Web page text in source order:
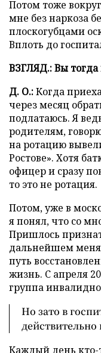
Потом тоже
мне без наркоза
плоскогубцами
Вплоть до
ВЗГЛЯД.: Вы тогда
Д. О.:Когда
через месяц
подлатаюсь. Я
родителям,
на ротацию
Ростове». Хотя
офицер и сразу
то это не ротация.
Потом, уже в
я понял, что со
Пришлось
дальнейшем
путь
жизнь. С апреля
группа
Но зато в
действительно
Каждый день кто-